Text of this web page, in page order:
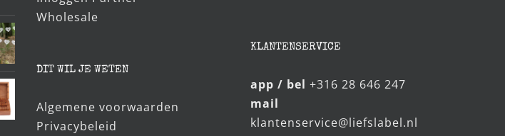
Wholesale
DIT WIL JE WETEN
Algemene voorwaarden
Privacybeleid
KLANTENSERVICE
app / bel +316 28 646 247
mail
klantenservice@liefslabel.nl